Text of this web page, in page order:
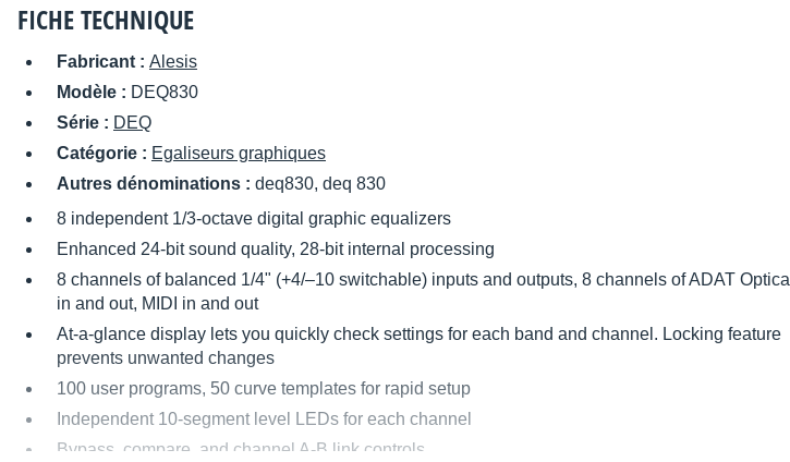
FICHE TECHNIQUE
Fabricant : Alesis
Modèle : DEQ830
Série : DEQ
Catégorie : Egaliseurs graphiques
Autres dénominations : deq830, deq 830
8 independent 1/3-octave digital graphic equalizers
Enhanced 24-bit sound quality, 28-bit internal processing
8 channels of balanced 1/4" (+4/–10 switchable) inputs and outputs, 8 channels of ADAT Optical
in and out, MIDI in and out
At-a-glance display lets you quickly check settings for each band and channel. Locking feature
prevents unwanted changes
100 user programs, 50 curve templates for rapid setup
Independent 10-segment level LEDs for each channel
Bypass, compare, and channel A-B link controls